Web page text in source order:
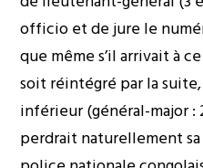
officio et de jure le
que même s’il arrivait à
soit réintégré par la
inférieur (général-major :
perdrait naturellement